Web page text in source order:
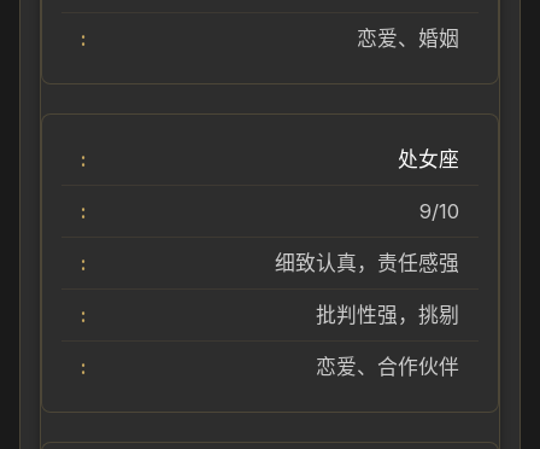
恋爱、婚姻
处女座
9/10
细致认真，责任感强
批判性强，挑剔
恋爱、合作伙伴